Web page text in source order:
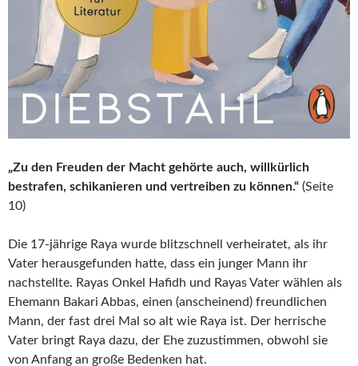
„Zu den Freuden der Macht gehörte auch, willkürlich
bestrafen, schikanieren und vertreiben zu können.“ (Seite
10)
Die 17-jährige Raya wurde blitzschnell verheiratet, als ihr
Vater herausgefunden hatte, dass ein junger Mann ihr
nachstellte. Rayas Onkel Hafidh und Rayas Vater wählen als
Ehemann Bakari Abbas, einen (anscheinend) freundlichen
Mann, der fast drei Mal so alt wie Raya ist. Der herrische
Vater bringt Raya dazu, der Ehe zuzustimmen, obwohl sie
von Anfang an große Bedenken hat.